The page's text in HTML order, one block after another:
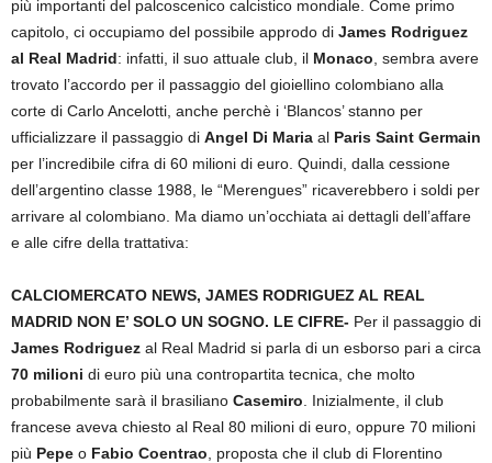
più importanti del palcoscenico calcistico mondiale. Come primo
capitolo, ci occupiamo del possibile approdo di James Rodriguez
al Real Madrid: infatti, il suo attuale club, il Monaco , sembra avere
trovato l’accordo per il passaggio del gioiellino colombiano alla
corte di Carlo Ancelotti, anche perchè i ‘Blancos’ stanno per
ufficializzare il passaggio di Angel Di Maria al Paris Saint Germain
per l’incredibile cifra di 60 milioni di euro. Quindi, dalla cessione
dell’argentino classe 1988, le “Merengues” ricaverebbero i soldi per
arrivare al colombiano. Ma diamo un’occhiata ai dettagli dell’affare
e alle cifre della trattativa:
CALCIOMERCATO NEWS, JAMES RODRIGUEZ AL REAL
MADRID NON E’ SOLO UN SOGNO. LE CIFRE- Per il passaggio di
James Rodriguez al Real Madrid si parla di un esborso pari a circa
70 milioni di euro più una contropartita tecnica, che molto
probabilmente sarà il brasiliano Casemiro . Inizialmente, il club
francese aveva chiesto al Real 80 milioni di euro, oppure 70 milioni
più Pepe o Fabio Coentrao , proposta che il club di Florentino